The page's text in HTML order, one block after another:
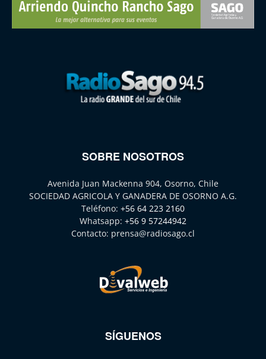
SOBRE NOSOTROS
Avenida Juan Mackenna 904, Osorno, Chile
SOCIEDAD AGRICOLA Y GANADERA DE OSORNO A.G.
Teléfono: +56 64 223 2160
Whatsapp: +56 9 57244942
Contacto: prensa@radiosago.cl
SÍGUENOS